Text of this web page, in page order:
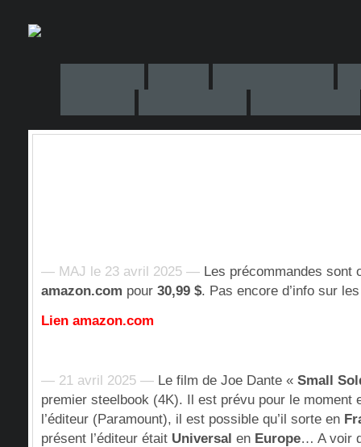
— MAJ le 23 avril 2025 — Les précommandes sont
amazon.com pour 30,99 $. Pas encore d’info sur
Lien amazon.com
— 21 avril 2025 — Le film de Joe Dante « Small
premier steelbook (4K). Il est prévu pour le moment
l’éditeur (Paramount), il est possible qu’il sorte en
présent l’éditeur était Universal en Europe… A voir